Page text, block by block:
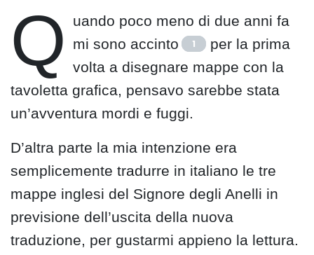
Q
uando poco meno di due anni fa
mi sono accinto
1
per la prima
volta a disegnare mappe con la
tavoletta grafica, pensavo sarebbe stata
un’avventura mordi e fuggi.
D’altra parte la mia intenzione era
semplicemente tradurre in italiano le tre
mappe inglesi del Signore degli Anelli in
previsione dell’uscita della nuova
traduzione, per gustarmi appieno la lettura.